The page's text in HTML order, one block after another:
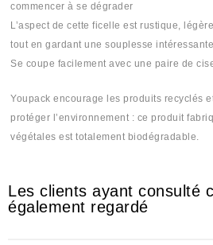
commencer à se dégrader
L’aspect de cette ficelle est rustique,
tout en gardant une souplesse intéressante
Se coupe facilement avec une paire de
Youpack encourage les produits recyclés
protéger l’environnement : ce produit
végétales est totalement biodégradable.
Les clients ayant consulté
également regardé